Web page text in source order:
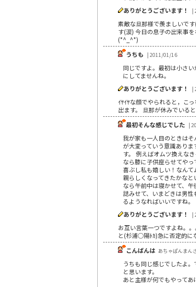
ありがとうございます！
|
素敵な旦那様で羨ましいで
す(涙) 今日の息子の出来事
(*^_^*)
うちも | 2011/01/16
同じですよ。最初は小さ
にしてませんね。
ありがとうございます！
|
ｲﾔｲﾔな顔でやられると，こ
出ます。 旦那が休みでいる
最初そんな感じでした |
我が家も一人目のときは
が大変っていう意識あり
す。 例えばオムツ換えな
なら膝に子供座らせてや
喜ぶし私も嬉しい！なん
親らしくなってきたかな
なら午前中は寝かせて、
誌みせて、いまどきは男
るようなればいいですね。
ありがとうございます！
|
お互い言葉一つですよね。
と(杉浦○陽ﾄｶ)急に否定的に
こんばんは あちゃぱんまん
うちも同じ感じでしたよ
と思います。
あと主様が何でもやってあ